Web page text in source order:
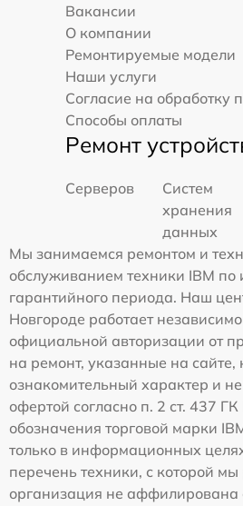
Вакансии
О компании
Ремонтируемые модели
Наши услуги
Согласие на обработку
Способы оплаты
Ремонт
Серверов
Систем
хранения
данных
Мы занимаемся ремонтом и
обслуживанием техники IBM по
гарантийного периода. Наш
Новгороде работает
официальной авторизации от
на ремонт, указанные на сайте,
ознакомительный характер и
офертой согласно п. 2 ст. 437
обозначения торговой марки
только в информационных
перечень техники, с которой
организация не аффилирована